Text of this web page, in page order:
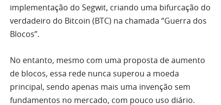
implementação do Segwit, criando uma bifurcação do
verdadeiro do Bitcoin (BTC) na chamada “Guerra dos
Blocos”.
No entanto, mesmo com uma proposta de aumento
de blocos, essa rede nunca superou a moeda
principal, sendo apenas mais uma invenção sem
fundamentos no mercado, com pouco uso diário.